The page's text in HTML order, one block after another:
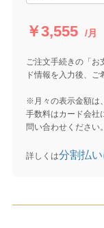
￥3,555 /月
ご注文手続きの「
ド情報を入力後、ご
※月々の表示金額は
手数料はカード会社
問い合わせください。
詳しくは分割払